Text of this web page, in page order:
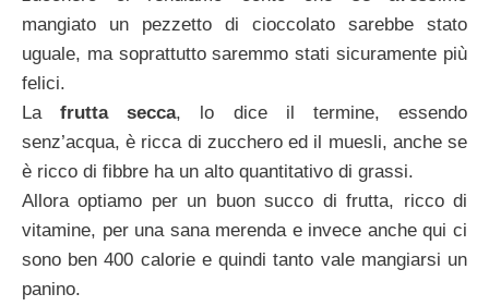
mangiato un pezzetto di cioccolato sarebbe stato
uguale, ma soprattutto saremmo stati sicuramente più
felici.
Lafrutta secca, lo dice il termine, essendo
senz’acqua, è ricca di zucchero ed il muesli, anche se
è ricco di fibbre ha un alto quantitativo di grassi.
Allora optiamo per un buon succo di frutta, ricco di
vitamine, per una sana merenda e invece anche qui ci
sono ben 400 calorie e quindi tanto vale mangiarsi un
panino.